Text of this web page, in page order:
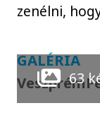
zenélni,
GALÉRIA
63